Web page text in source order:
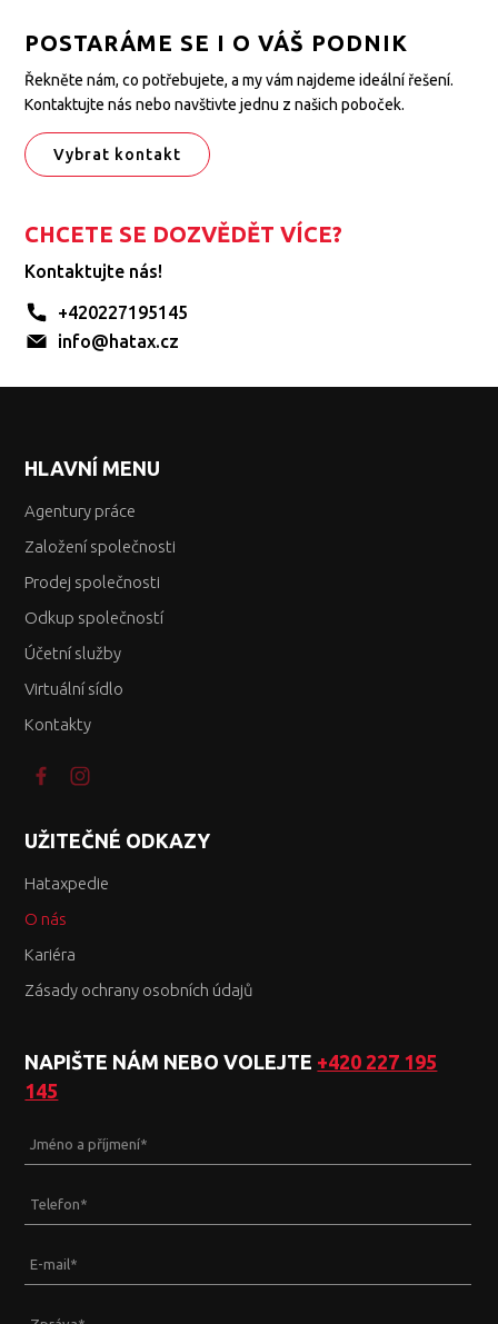
POSTARÁME SE I O VÁŠ PODNIK
Řekněte nám, co potřebujete, a my vám najdeme ideální řešení.
Kontaktujte nás nebo navštivte jednu z našich poboček.
Vybrat kontakt
CHCETE SE DOZVĚDĚT VÍCE?
Kontaktujte nás!
+420227195145
info@hatax.cz
HLAVNÍ MENU
Agentury práce
Založení společnosti
Prodej společnosti
Odkup společností
Účetní služby
Virtuální sídlo
Kontakty
UŽITEČNÉ ODKAZY
Hataxpedie
O nás
Kariéra
Zásady ochrany osobních údajů
NAPIŠTE NÁM NEBO VOLEJTE +420 227 195
145
Jméno a příjmení*
Telefon*
E-mail*